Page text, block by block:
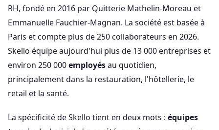
RH, fondé en 2016 par Quitterie Mathelin-Moreau et
Emmanuelle Fauchier-Magnan. La société est basée à
Paris et compte plus de 250 collaborateurs en 2026.
Skello équipe aujourd'hui plus de 13 000 entreprises et
environ 250 000employésau quotidien,
principalement dans la restauration, l'hôtellerie, le
retail et la santé.
La spécificité de Skello tient en deux mots : équipes